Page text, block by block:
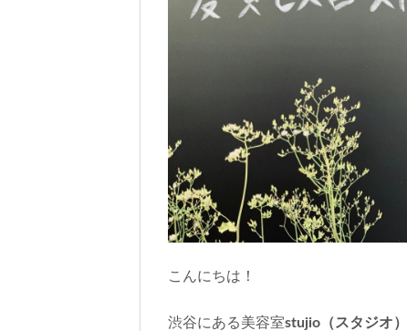
こんにちは！
渋谷にある美容室stujio（スタジオ）